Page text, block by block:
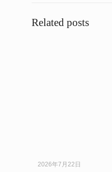
Related posts
2026年7月22日